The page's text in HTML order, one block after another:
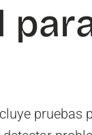
pruebas